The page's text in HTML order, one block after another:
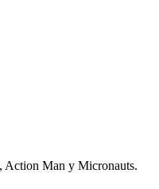
Action Man y Micronauts.